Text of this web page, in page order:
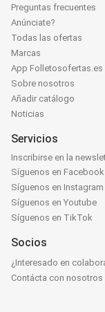
Preguntas frecuentes
Anúnciate?
Todas las ofertas
Marcas
App Folletosofertas.es
Sobre nosotros
Añadir catálogo
Noticias
Servicios
Inscribirse en la
Síguenos en Facebook
Síguenos en Instagram
Síguenos en Youtube
Síguenos en TikTok
Socios
¿Interesado en
Contácta con nosotros